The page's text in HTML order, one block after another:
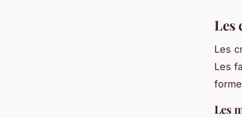
Les
Les
Les
Les